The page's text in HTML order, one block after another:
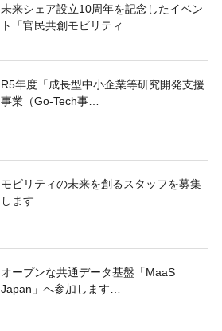
未来シェア設立10周年を記念したイベン
ト「官民共創モビリティ…
R5年度「成長型中小企業等研究開発支援
事業（Go-Tech事…
モビリティの未来を創るスタッフを募集
します
オープンな共通データ基盤「MaaS
Japan」へ参加します…